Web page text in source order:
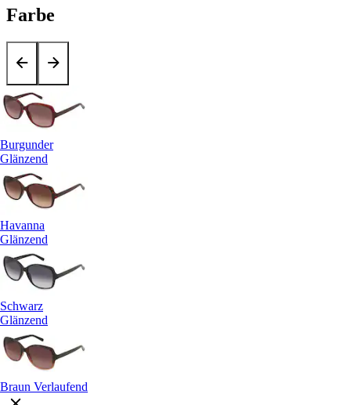
Farbe
Burgunder
Glänzend
Havanna
Glänzend
Schwarz
Glänzend
Braun Verlaufend